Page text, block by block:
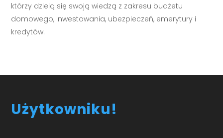
którzy dzielą się swoją wiedzą z zakresu budżetu
domowego, inwestowania, ubezpieczeń, emerytury i
kredytów.
Użytkowniku!